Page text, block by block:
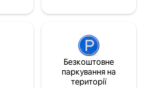
Безкоштовне
паркування на
території